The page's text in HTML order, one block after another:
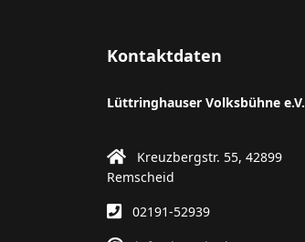
Kontaktdaten
Lüttringhauser Volksbühne e.V.
Kreuzbergstr. 55, 42899
Remscheid
02191-52939